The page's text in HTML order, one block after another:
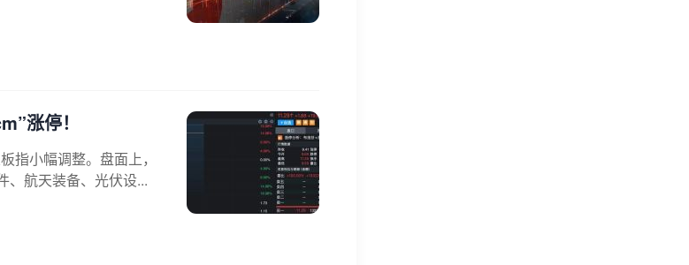
涨停！
指小幅调整。盘面上，
、航天装备、光伏设...